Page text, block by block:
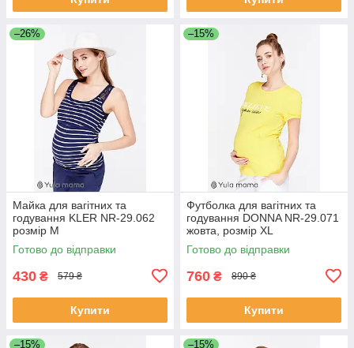
–26%
Майка для вагітних та
годування KLER NR-29.062
розмір M
Готово до відправки
430 ₴ 579 ₴
Купити
–15%
Футболка для вагітних та
годування DONNA NR-29.071
жовта, розмір XL
Готово до відправки
760 ₴ 890 ₴
Купити
–15% –15%